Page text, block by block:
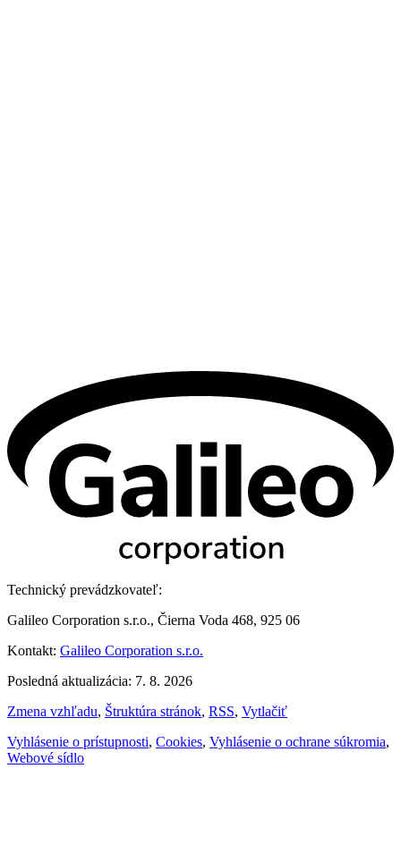
Technický prevádzkovateľ:
Galileo Corporation s.r.o., Čierna Voda 468, 925 06
Kontakt: Galileo Corporation s.r.o.
Posledná aktualizácia: 7. 8. 2026
Zmena vzhľadu, Štruktúra stránok, RSS, Vytlačiť
Vyhlásenie o prístupnosti, Cookies, Vyhlásenie o ochrane súkromia,
Webové sídlo